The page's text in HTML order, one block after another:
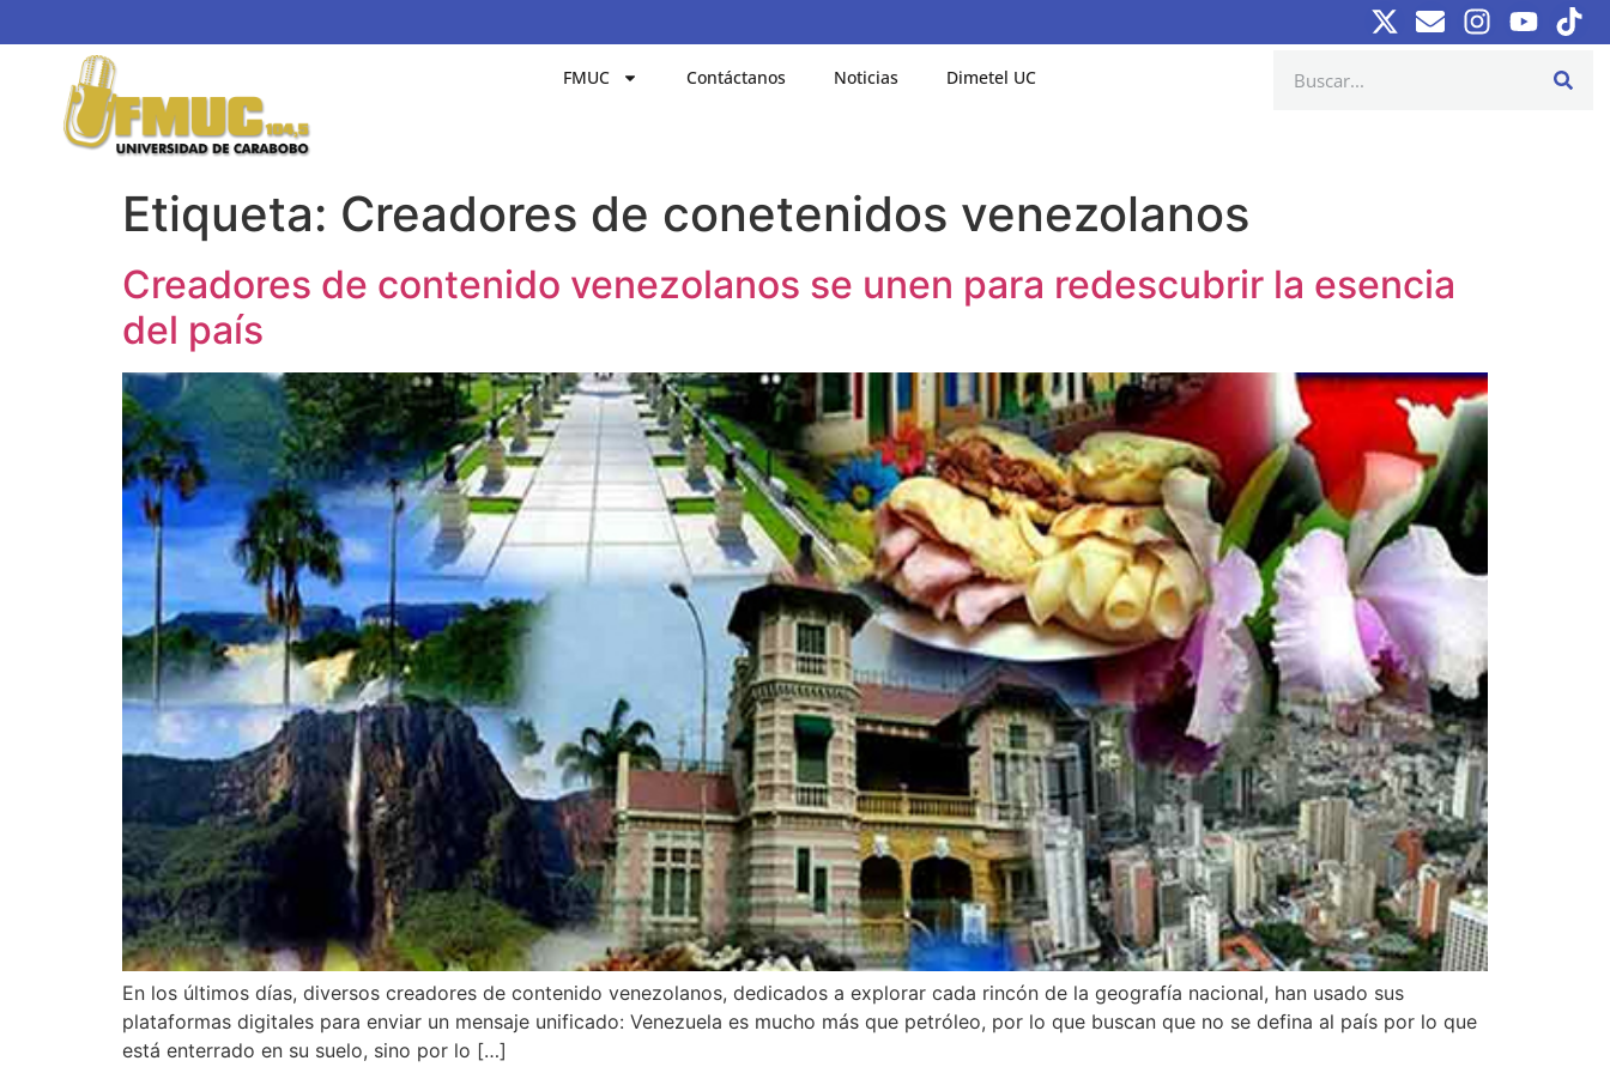
FMUC Contáctanos Noticias Dimetel UC
Etiqueta: Creadores de conetenidos venezolanos
Creadores de contenido venezolanos se unen para redescubrir la esencia
del país
En los últimos días, diversos creadores de contenido venezolanos, dedicados a explorar cada rincón de la geografía nacional, han usado sus
plataformas digitales para enviar un mensaje unificado: Venezuela es mucho más que petróleo, por lo que buscan que no se defina al país por lo que
está enterrado en su suelo, sino por lo […]